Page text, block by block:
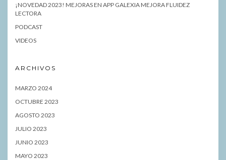
¡NOVEDAD 2023! MEJORAS EN APP GALEXIA MEJORA FLUIDEZ
LECTORA
PODCAST
VIDEOS
ARCHIVOS
MARZO 2024
OCTUBRE 2023
AGOSTO 2023
JULIO 2023
JUNIO 2023
MAYO 2023